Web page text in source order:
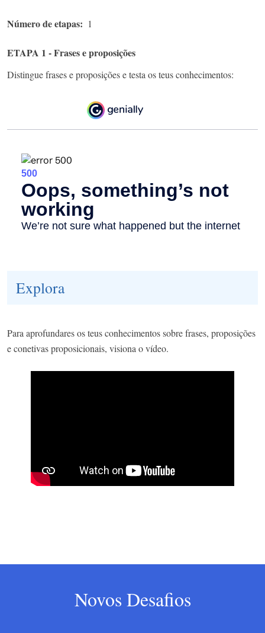
Número de etapas 1
ETAPA 1 - Frases e proposições
Distingue frases e proposições e testa os teus conhecimentos:
Explora
Para aprofundares os teus conhecimentos sobre frases, proposições
e conetivas proposicionais, visiona o vídeo.
Novos Desafios